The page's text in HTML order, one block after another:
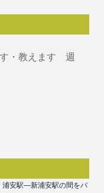
・教えます 週
浦安駅―新浦安駅の間をバ